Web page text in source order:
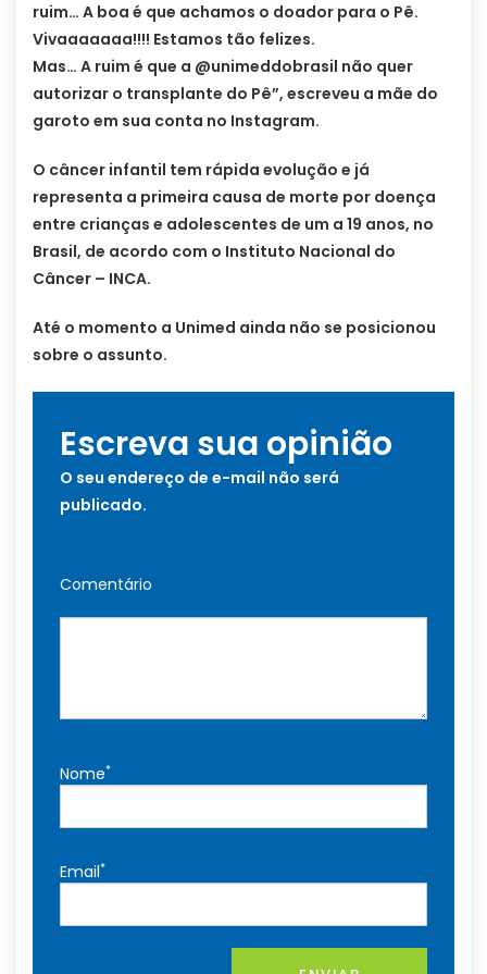
ruim… A boa é que achamos o doador para o Pê.
Vivaaaaaaa!!!! Estamos tão felizes.
Mas… A ruim é que a @unimeddobrasil não quer
autorizar o transplante do Pê”, escreveu a mãe do
garoto em sua conta no Instagram.
O câncer infantil tem rápida evolução e já
representa a primeira causa de morte por doença
entre crianças e adolescentes de um a 19 anos, no
Brasil, de acordo com o Instituto Nacional do
Câncer – INCA.
Até o momento a Unimed ainda não se posicionou
sobre o assunto.
Escreva sua opinião
O seu endereço de e-mail não será
publicado.
Comentário
Nome*
Email*